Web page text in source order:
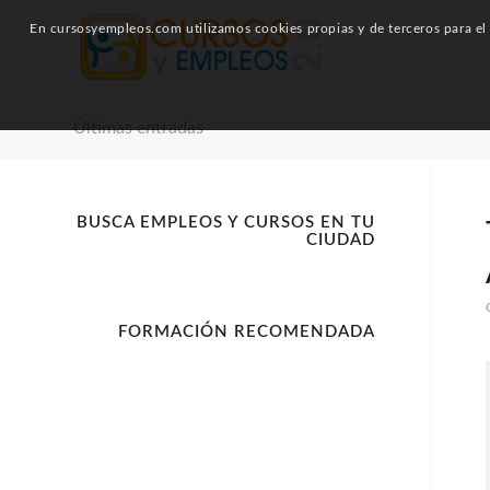
Últimas entradas
BUSCA EMPLEOS Y CURSOS EN TU
CIUDAD
FORMACIÓN RECOMENDADA
En cursosyempleos.com utilizamos cookies propias y de terceros para